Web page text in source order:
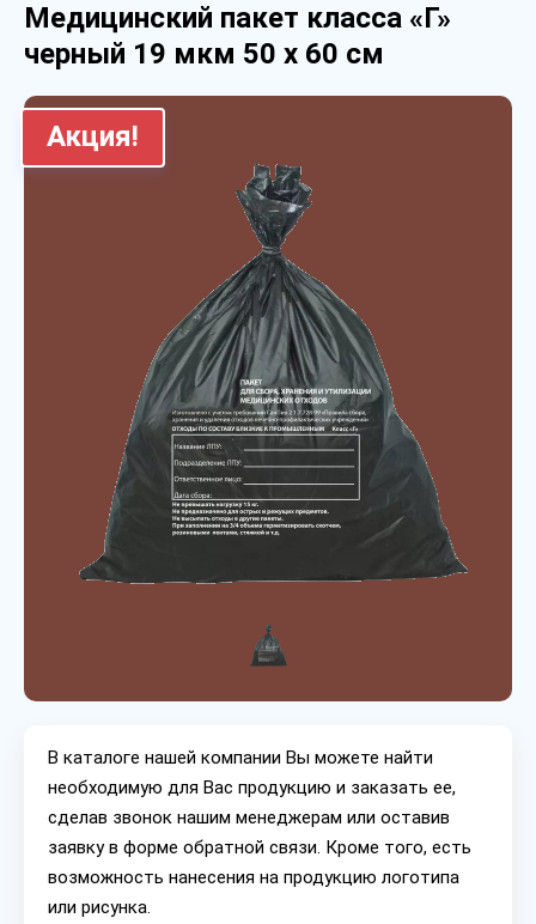
Медицинский пакет класса «Г»
черный 19 мкм 50 х 60 см
Акция!
В каталоге нашей компании Вы можете найти
необходимую для Вас продукцию и заказать ее,
сделав звонок нашим менеджерам или оставив
заявку в форме обратной связи. Кроме того, есть
возможность нанесения на продукцию логотипа
или рисунка.